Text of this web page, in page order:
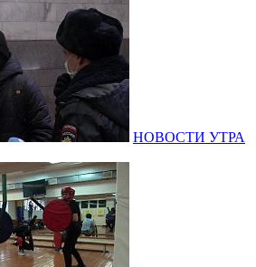
НОВОСТИ УТРА